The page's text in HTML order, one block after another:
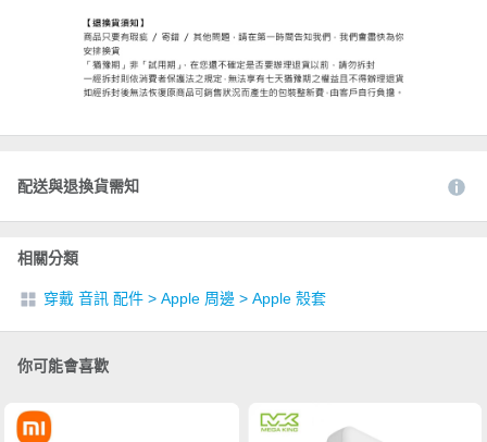
配送與退換貨需知
相關分類
穿戴 音訊 配件 > Apple 周邊 > Apple 殼套
你可能會喜歡